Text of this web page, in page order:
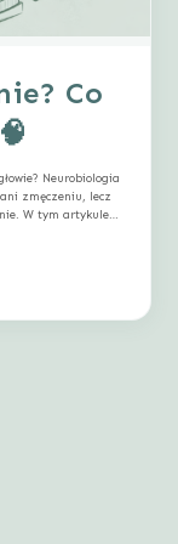
Co
Neurobiologia
zmęczeniu, lecz
W tym artykule